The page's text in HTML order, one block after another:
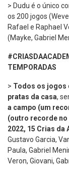
> Dudu é o único
os 200 jogos
Rafael e Raphael
(Mayke, Gabriel
TEMPORADAS
> Todos os jogos
pratas da casa,
a campo (um
(outro recorde no
2022, 15 Crias da
Gustavo Garcia,
Paula, Gabriel
Veron, Giovani,